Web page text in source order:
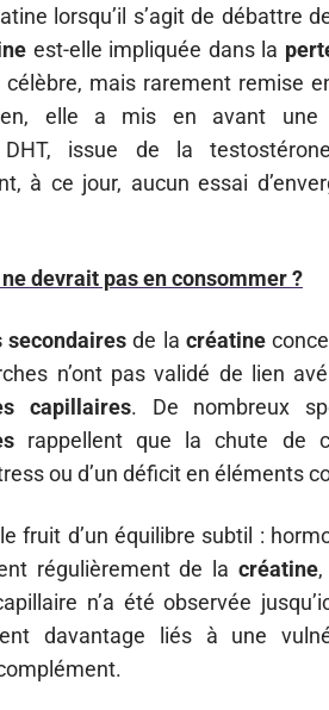
lorsqu’il s’agit de débattre
est-elle impliquée dans la
mais rarement remise
elle a mis en avant
DHT, issue de la
à ce jour, aucun essai
devrait pas en consommer ?
secondaires de la créatine
n’ont pas validé de lien
capillaires. De nombreux
rappellent que la chute de
ou d’un déficit en éléments
fruit d’un équilibre subtil :
régulièrement de la créatine,
n’a été observée
davantage liés à une